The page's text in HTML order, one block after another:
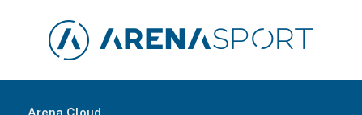
Arena Cloud